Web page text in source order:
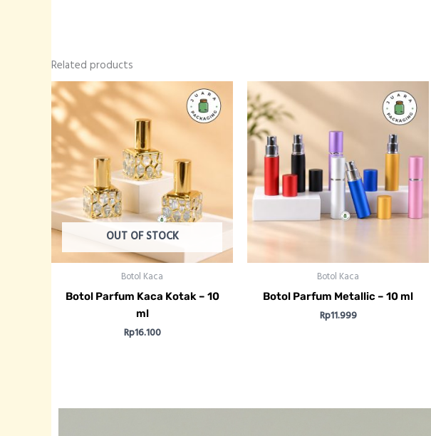
Related products
OUT OF STOCK
Botol Kaca
Botol Parfum Kaca Kotak – 10
ml
Rp16.100
Botol Kaca
Botol Parfum Metallic – 10 ml
Rp11.999